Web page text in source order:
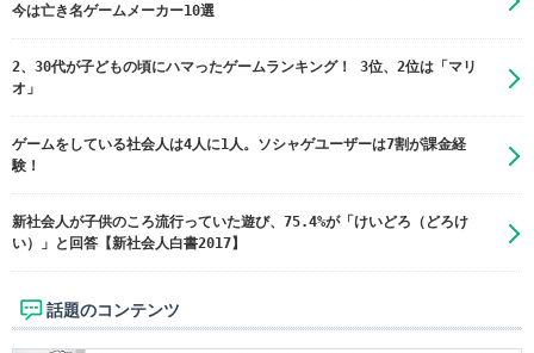
今は亡き名ゲームメーカー10選
2、30代が子どもの頃にハマったゲームランキング！ 3位、2位は「マリ
オ」
ゲームをしている社会人は4人に1人。ソシャゲユーザーは7割が課金経
験！
新社会人が子供のころ流行っていた遊び、75.4%が「けいどろ（どろけ
い）」と回答【新社会人白書2017】
話題のコンテンツ